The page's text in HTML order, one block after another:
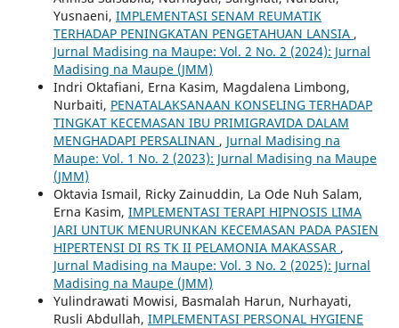
Yusnaeni, IMPLEMENTASI SENAM REUMATIK
TERHADAP PENINGKATAN PENGETAHUAN LANSIA ,
Jurnal Madising na Maupe: Vol. 2 No. 2 (2024): Jurnal
Madising na Maupe (JMM)
Indri Oktafiani, Erna Kasim, Magdalena Limbong,
Nurbaiti, PENATALAKSANAAN KONSELING TERHADAP
TINGKAT KECEMASAN IBU PRIMIGRAVIDA DALAM
MENGHADAPI PERSALINAN , Jurnal Madising na
Maupe: Vol. 1 No. 2 (2023): Jurnal Madising na Maupe
(JMM)
Oktavia Ismail, Ricky Zainuddin, La Ode Nuh Salam,
Erna Kasim, IMPLEMENTASI TERAPI HIPNOSIS LIMA
JARI UNTUK MENURUNKAN KECEMASAN PADA PASIEN
HIPERTENSI DI RS TK II PELAMONIA MAKASSAR ,
Jurnal Madising na Maupe: Vol. 3 No. 2 (2025): Jurnal
Madising na Maupe (JMM)
Yulindrawati Mowisi, Basmalah Harun, Nurhayati,
Rusli Abdullah, IMPLEMENTASI PERSONAL HYGIENE